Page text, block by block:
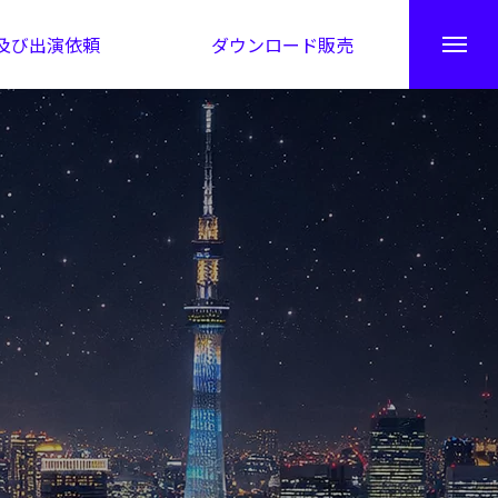
び出演依頼 ダウンロード販売
秘伝公開！吉凶カレンダー